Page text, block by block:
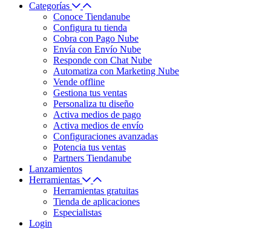
Categorías
Conoce Tiendanube
Configura tu tienda
Cobra con Pago Nube
Envía con Envío Nube
Responde con Chat Nube
Automatiza con Marketing Nube
Vende offline
Gestiona tus ventas
Personaliza tu diseño
Activa medios de pago
Activa medios de envío
Configuraciones avanzadas
Potencia tus ventas
Partners Tiendanube
Lanzamientos
Herramientas
Herramientas gratuitas
Tienda de aplicaciones
Especialistas
Login